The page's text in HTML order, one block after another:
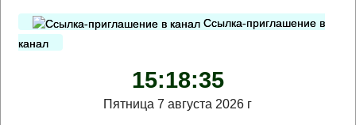
Ссылка-приглашение в
канал
15:18:35
Пятница 7 августа 2026 г